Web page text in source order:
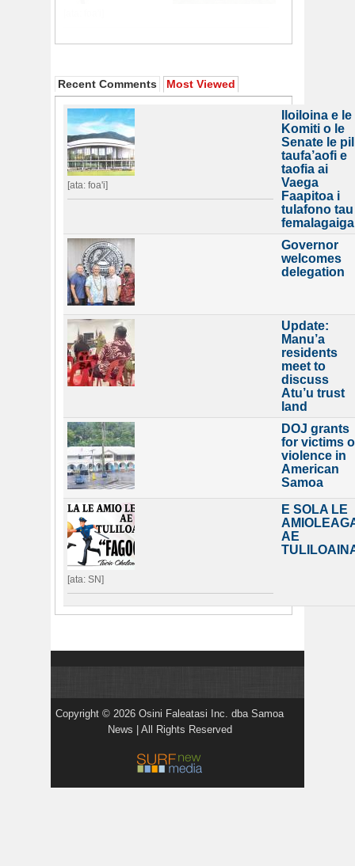
Recent Comments Most Viewed
[ata: foa'i]
Iloiloina e le
Komiti o le
Senate le
taufa’aofi e
taofia ai
Vaega
Faapitoa i
tulafono tau
femalagaiga
Governor
welcomes
delegation
Update:
Manu’a
residents
meet to
discuss
Atu’u trust
land
DOJ grants
for victims
violence in
American
Samoa
[ata: SN]
E SOLA LE
AE
Copyright © 2026 Osini Faleatasi Inc. dba Samoa
News | All Rights Reserved